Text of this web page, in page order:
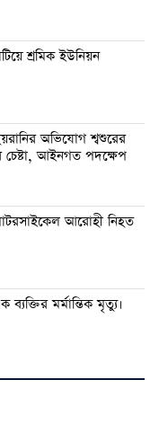
শ্রমিক ইউনিয়ন
অভিযোগ শ্বশুরের
চেষ্টা, আইনগত পদক্ষেপ
আরোহী নিহত
মর্মান্তিক মৃত্যু।